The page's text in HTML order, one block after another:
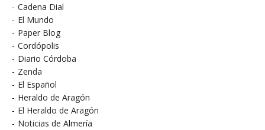
- Cadena Dial
- El Mundo
- Paper Blog
- Cordópolis
- Diario Córdoba
- Zenda
- El Español
- Heraldo de Aragón
- El Heraldo de Aragón
- Noticias de Almería